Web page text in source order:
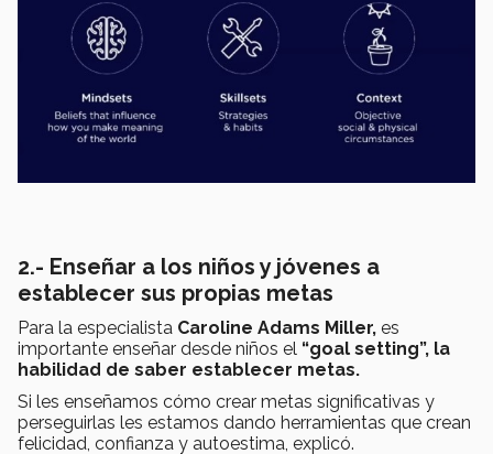
2.- Enseñar a los niños y jóvenes a
establecer sus propias metas
Para la especialista Caroline Adams Miller, es
importante enseñar desde niños el “goal setting”, la
habilidad de saber establecer metas.
Si les enseñamos cómo crear metas significativas y
perseguirlas les estamos dando herramientas que crean
felicidad, confianza y autoestima, explicó.